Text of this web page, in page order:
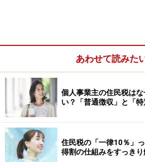
A：家族構成によって、そ
る税金が違うためです
ふるさと納税によって全額控除され
を調べるためには、総務省から発表
てみるといいでしょう。
あわせて読みた
個人事業主の住民税は
い？「普通徴収」と「
住民税の「一律10％」
得割の仕組みをすっき